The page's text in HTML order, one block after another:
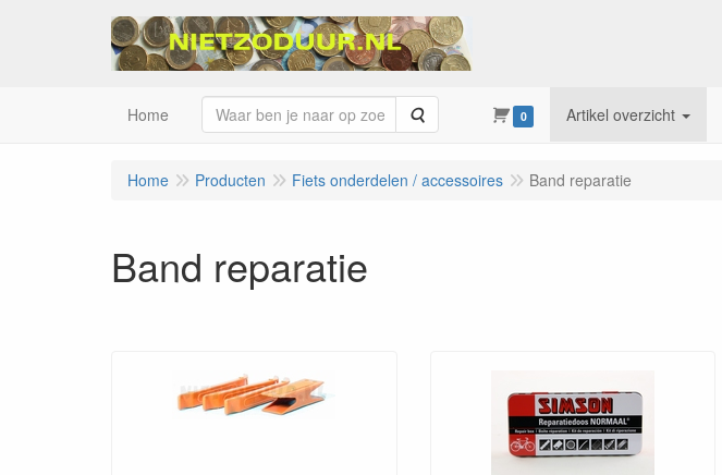
Home Zoeken 0 Artikel overzicht
Home Producten Fiets onderdelen / accessoires Band reparatie
Band reparatie